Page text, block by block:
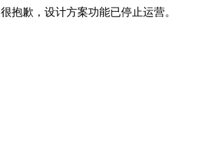
很抱歉，设计方案功能已停止运营。